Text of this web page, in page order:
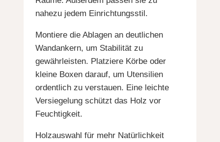
nahezu jedem Einrichtungsstil.
Montiere die Ablagen an deutlichen
Wandankern, um Stabilität zu
gewährleisten. Platziere Körbe oder
kleine Boxen darauf, um Utensilien
ordentlich zu verstauen. Eine leichte
Versiegelung schützt das Holz vor
Feuchtigkeit.
Holzauswahl für mehr Natürlichkeit